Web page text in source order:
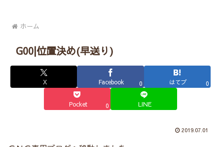
ホーム
G00|位置決め(早送り)
X Facebook 0 はてブ 0
Pocket 0 LINE
2019.07.01